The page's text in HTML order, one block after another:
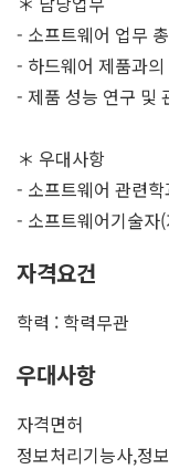
- 소프트웨어 업무
- 하드웨어 제품과
- 제품 성능 연구 및
＊ 우대사항
- 소프트웨어 관련
- 소프트웨어기술자
자격요건
학력 : 학력무관
우대사항
자격면허
정보처리기능사,정